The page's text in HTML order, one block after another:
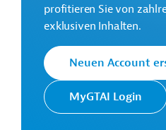
Kontaktadresse
profitieren Sie von
exklusiven Inhalten.
Neuen Account
MyGTAI Login